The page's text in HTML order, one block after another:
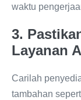
waktu
3.
Layanan
Carilah
tambahan